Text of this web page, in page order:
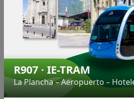
Más información
Preguntas frecuentes
Resuelve tus dudas · ¿Cuánto cobra el Va-y-Ven? · ¿Qué
es el Va-y-Ven? · ¿Qué días
R907 · IE-TRAM
La Plancha – Aeropuerto –